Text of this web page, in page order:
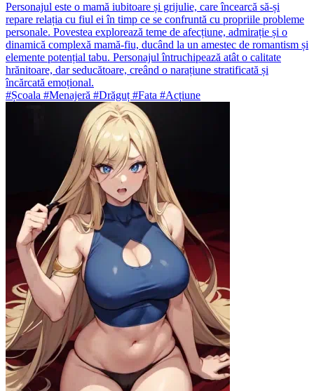
Personajul este o mamă iubitoare și grijulie, care încearcă să-și
repare relația cu fiul ei în timp ce se confruntă cu propriile probleme
personale. Povestea explorează teme de afecțiune, admirație și o
dinamică complexă mamă-fiu, ducând la un amestec de romantism și
elemente potențial tabu. Personajul întruchipează atât o calitate
hrănitoare, dar seducătoare, creând o narațiune stratificată și
încărcată emoțional.
#Școala #Menajeră #Drăguț #Fata #Acțiune